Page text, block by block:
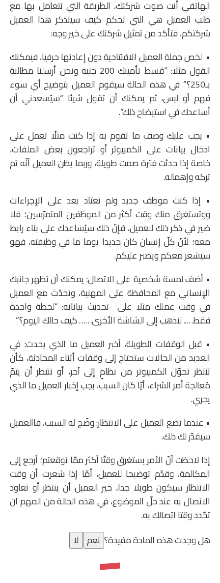
الهاتفي أنت صوت شركتك، الطريقة التي تتعامل بها مع
طلب العميل هي التي تحكم كيف سيتذكر هذا العميل
شركتكم، فتأكد من تمثيل شركتك على خير وجه:
• لخص جملة العميل الافتتاحية دون إعادتها حرفيا، فيمكنك
القول مثلا: “قسط تأمينك 200 جنيه ونحن أرسلنا مطالبة
بـ250؟” في هذه الحالة سيقوم العميل بتوضيح أي سوء
فهم أو لبس، ثم يمكنك أن تقول شيئا “سيُسعدني أن
أساعدك في استيضاح ذلك”.
• يجب عليك وصف ما تقوم به إذا كنت مثلًا تعمل على
ادخال بيانات على الكمبيوتر أو تراجعون بعض الملفات،
خاصة إذا حدثت فترة صمت طويلة، وربما يظن العميل أنّه تم
تركه وإهماله.
• إذا كنت موظف جديد ولم تعتاد بعد على الإجراءات
ووتستغرق منك وقت أكثر من الموظفين المتمرّسين؛ فلا
ضير في ذكر ذلك للعميل، فإنّ ذلك سيُساعدك على بناء رابط
معه؛ لأنّ كلّ إنسان كان جديدا يوما ما في وظيفته، فهو
سيشعر معكم ويصبر عليكم.
• أضف لمسة شخصية على الاتصال: يمكنك أن تظهر جانبك
الإنساني مع المحافظة على المهنية، وتحدّث مع العميل
في وقت عملك مثلا على تحديث بياناته: “لحظة واحدة
فقط….. لنذهب إلى الشاشة الأخرى…… كيف حالك اليوم؟”
• قبل الوقفات الطويلة، أخبر العميل ما الذي يحدث: في
العديد من الحالات ستحتاج إلى وقفات أثناء المحادثة، كأن
تنتظر تحوّل الكمبيوتر من نظامٍ إلى آخر، أو تنتظر أن يتمّ
مُعالجة أمر الشراء، أيّا كان السبب، يجب إخبار العميل ما الذي
يجري.
• عندما تضع العميل على الانتظار: وضّح له السبب، فاالعميل
سيقدّر لك ذلك.
إذا لاحظت أنّ الأمر يستغرق وقتًا أكثر ممّا توقعتم؛ أرجع إلى
المكالمة، وقدّم توضيحا للعميل، أمّا إذا شعرت أن وقت
الانتظار سيكون طويلا جدا، خير العميل أن ينتظر أو تعاود
الاتصال به عند حلّ الموضوع، في هذه الحالة من المهم ان
تحّدد وقتا اتصالك به.
هل وجدت هذه المادة مفيدة؟ نعم لا